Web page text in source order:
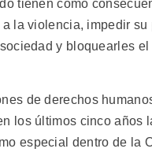
tienen como
la violencia, impedir su
y bloquearles el
de derechos
los últimos cinco años
especial dentro de la